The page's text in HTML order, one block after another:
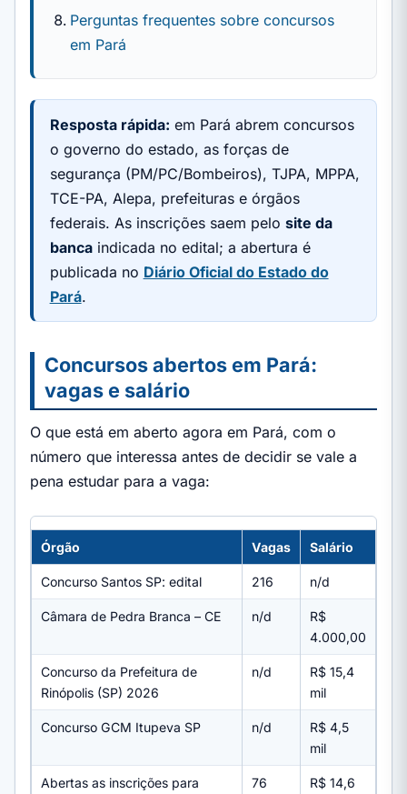
Perguntas frequentes sobre concursos
em Pará
Resposta rápida: em Pará abrem concursos
o governo do estado, as forças de
segurança (PM/PC/Bombeiros), TJPA, MPPA,
TCE-PA, Alepa, prefeituras e órgãos
federais. As inscrições saem pelo site da
bancaindicada no edital; a abertura é
publicada no Diário Oficial do Estado do
Pará.
Concursos abertos em Pará:
vagas e salário
O que está em aberto agora em Pará, com o
número que interessa antes de decidir se vale a
pena estudar para a vaga:
Órgão Vagas Salário
Concurso Santos SP: edital 216 n/d
Câmara de Pedra Branca – CE n/d
R$
4.000,00
Concurso da Prefeitura de
Rinópolis (SP) 2026
n/d
R$ 15,4
mil
Concurso GCM Itupeva SP n/d
R$ 4,5
mil
Abertas as inscrições para
76
R$ 14,6